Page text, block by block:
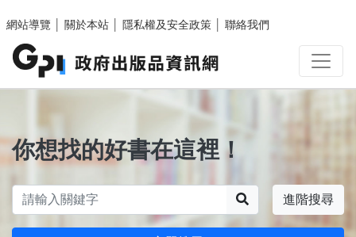
網站導覽
關於本站 隱私權及安全政策 聯絡我們
你想找的好書在這裡！
進階搜尋